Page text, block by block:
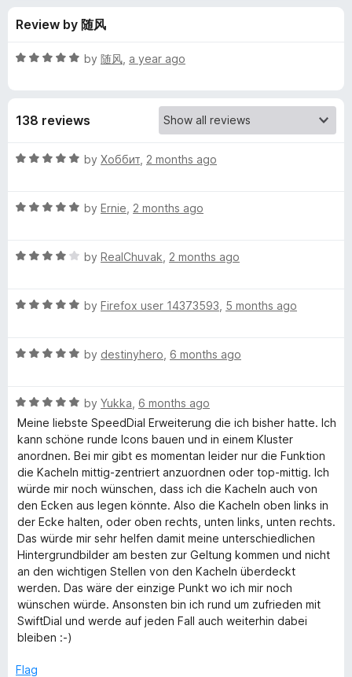
s
f
r
S
p
d
D
i
a
l
|
S
w
i
f
o
5
Review by 随风
R
d
o
o
by 随风 a year ago
138 reviews
R
e
o
o
by Хоббит 2 months ago
R
e
o
o
by Ernie 2 months ago
R
e
o
o
f
5
by RealChuvak 2 months ago
R
e
o
u
t
o
f
5
by Firefox user 14373593 5 months ago
R
e
d
5
o
u
t
o
f
5
by destinyhero 6 months ago
R
a
t
e
d
5
o
u
t
o
f
5
by Yukka 6 months ago
Meine liebste SpeedDial Erweiterung die ich bisher hatte. Ich
kann schöne runde Icons bauen und in einem Kluster
anordnen. Bei mir gibt es momentan leider nur die Funktion
die Kacheln mittig-zentriert anzuordnen oder top-mittig. Ich
würde mir noch wünschen, dass ich die Kacheln auch von
den Ecken aus legen könnte. Also die Kacheln oben links in
der Ecke halten, oder oben rechts, unten links, unten rechts.
Das würde mir sehr helfen damit meine unterschiedlichen
Hintergrundbilder am besten zur Geltung kommen und nicht
an den wichtigen Stellen von den Kacheln überdeckt
werden. Das wäre der einzige Punkt wo ich mir noch
wünschen würde. Ansonsten bin ich rund um zufrieden mit
SwiftDial und werde auf jeden Fall auch weiterhin dabei
bleiben :-)
Flag